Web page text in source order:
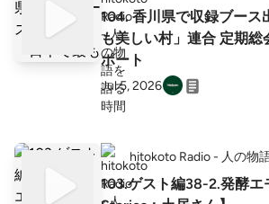
104. 香川県で収録ブース
も美しい村」連合 定期総
ポート
Jul 5, 2026
hitokoto Radio - 人の物
103.ゲスト編38-2.発酵エ